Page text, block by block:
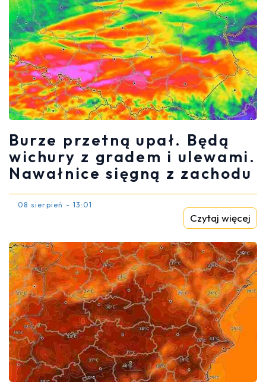
Burze przetną upał. Będą
wichury z gradem i ulewami.
Nawałnice sięgną z zachodu
08 sierpień - 13:01
Czytaj więcej